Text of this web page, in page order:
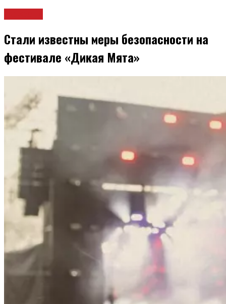
Стали известны меры безопасности на
фестивале «Дикая Мята»